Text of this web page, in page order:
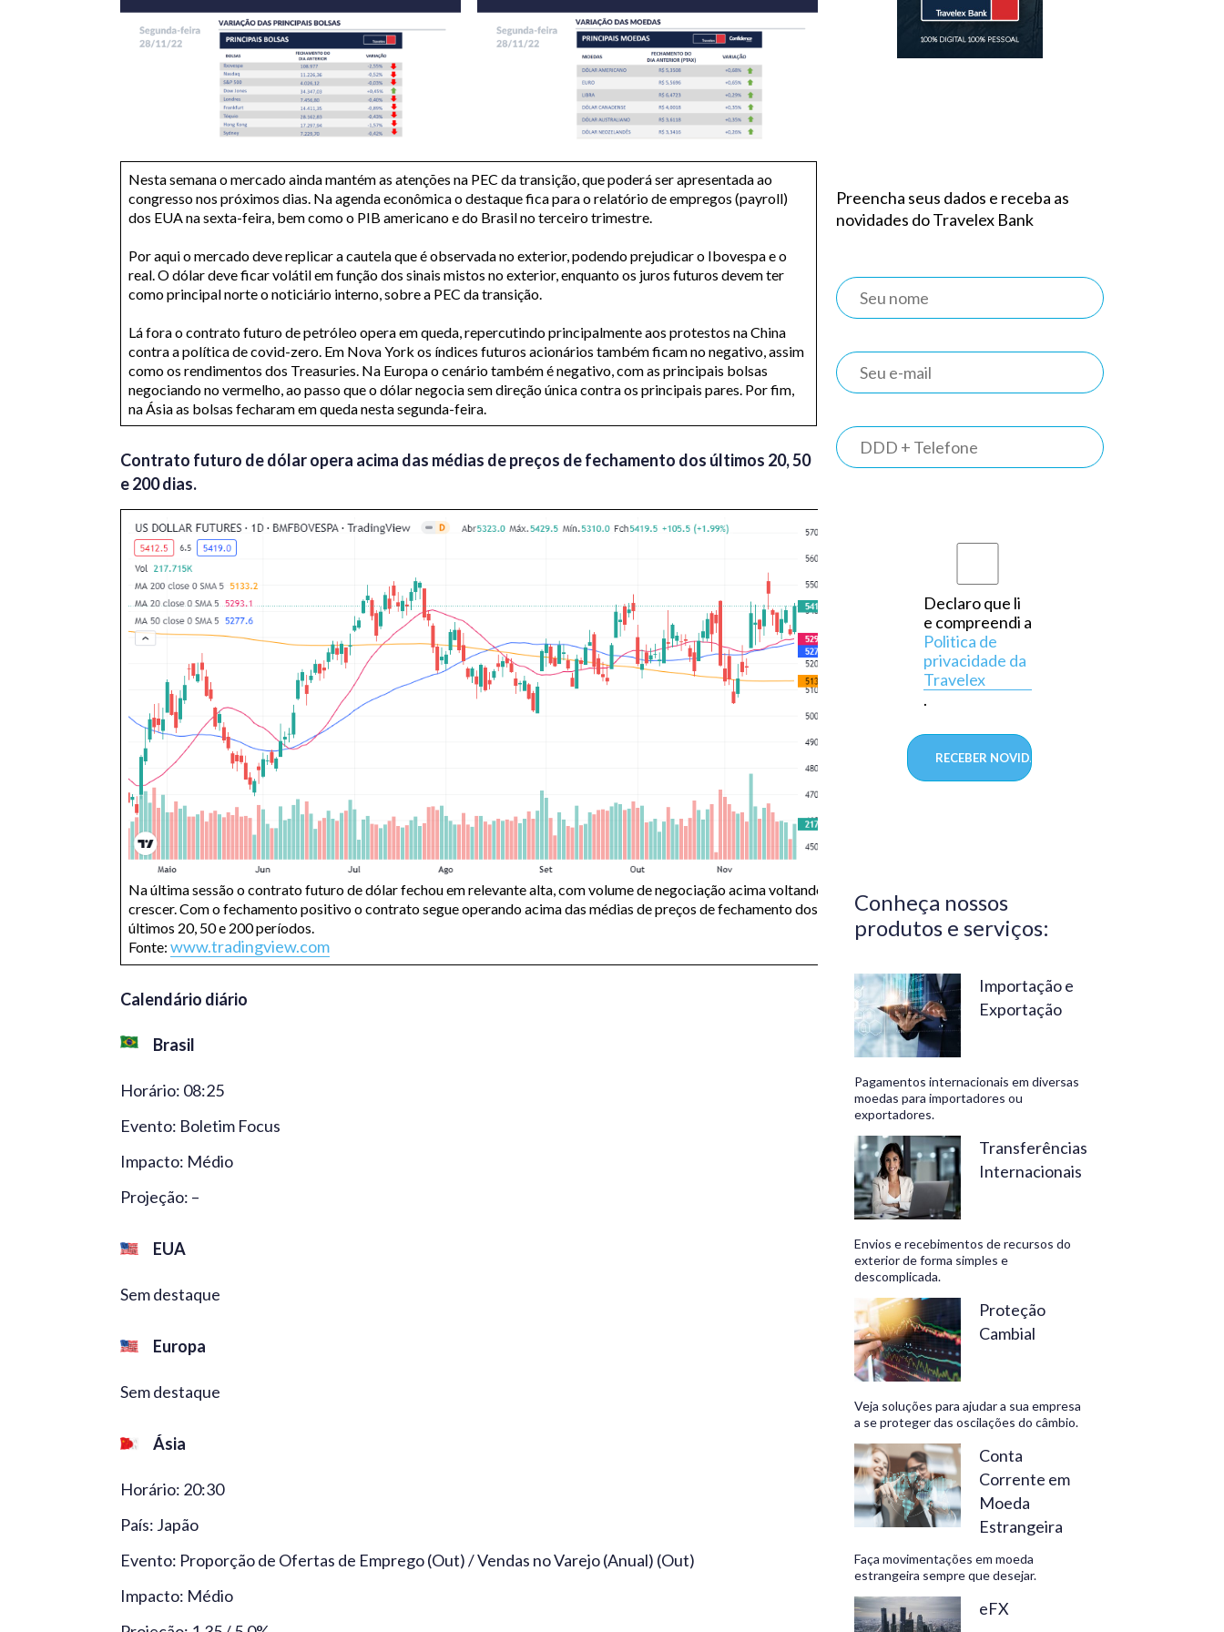
Nesta semana o mercado ainda mantém as atenções na PEC da transição, que poderá ser apresentada ao
congresso nos próximos dias. Na agenda econômica o destaque fica para o relatório de empregos (payroll)
dos EUA na sexta-feira, bem como o PIB americano e do Brasil no terceiro trimestre.
Por aqui o mercado deve replicar a cautela que é observada no exterior, podendo prejudicar o Ibovespa e o
real. O dólar deve ficar volátil em função dos sinais mistos no exterior, enquanto os juros futuros devem ter
como principal norte o noticiário interno, sobre a PEC da transição.
Lá fora o contrato futuro de petróleo opera em queda, repercutindo principalmente aos protestos na China
contra a política de covid-zero. Em Nova York os índices futuros acionários também ficam no negativo, assim
como os rendimentos dos Treasuries. Na Europa o cenário também é negativo, com as principais bolsas
negociando no vermelho, ao passo que o dólar negocia sem direção única contra os principais pares. Por fim,
na Ásia as bolsas fecharam em queda nesta segunda-feira.
Contrato futuro de dólar opera acima das médias de preços de fechamento dos últimos 20, 50
e 200 dias.
Na última sessão o contrato futuro de dólar fechou em relevante alta, com volume de negociação acima voltando a
crescer. Com o fechamento positivo o contrato segue operando acima das médias de preços de fechamento dos
últimos 20, 50 e 200 períodos.
Fonte: www.tradingview.com
Calendário diário
Brasil
Horário: 08:25
Evento: Boletim Focus
Impacto: Médio
Projeção: –
EUA
Sem destaque
Europa
Sem destaque
Ásia
Horário: 20:30
País: Japão
Evento: Proporção de Ofertas de Emprego (Out) / Vendas no Varejo (Anual) (Out)
Impacto: Médio
Preencha seus dados e receba as
novidades do Travelex Bank
Declaro que li
e compreendi a
Politica de
privacidade da
Travelex
.
TRAVELEX
BANK
primeiro
banco do
país a
operar
exclusivamente
em
aprovado
pelo
confiabilidade
e
são nossos
diferenciais.
Bank,
negócios
rentáveis
Conheça nossos
produtos e serviços:
Importação e
Exportação
Pagamentos internacionais em diversas
moedas para importadores ou
exportadores.
Transferências
Internacionais
Envios e recebimentos de recursos do
exterior de forma simples e
descomplicada.
Proteção
Cambial
Veja soluções para ajudar a sua empresa
a se proteger das oscilações do câmbio.
Conta
Corrente em
Moeda
Estrangeira
Faça movimentações em moeda
estrangeira sempre que desejar.
eFX